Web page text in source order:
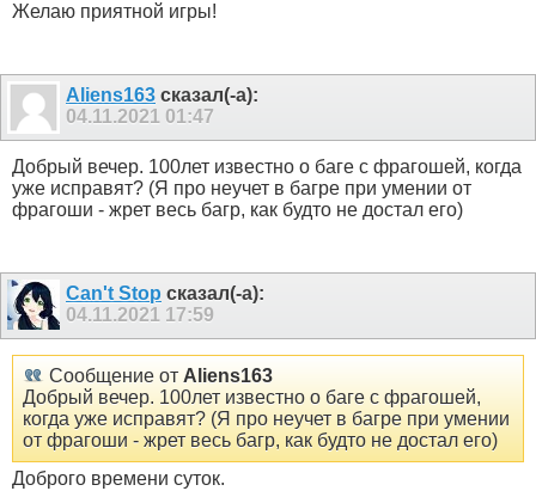
Желаю приятной игры!
Aliens163 сказал(-а):
04.11.2021 01:47
Добрый вечер. 100лет известно о баге с фрагошей, когда
уже исправят? (Я про неучет в багре при умении от
фрагоши - жрет весь багр, как будто не достал его)
Can't Stop сказал(-а):
04.11.2021 17:59
Сообщение от Aliens163
Добрый вечер. 100лет известно о баге с фрагошей,
когда уже исправят? (Я про неучет в багре при умении
от фрагоши - жрет весь багр, как будто не достал его)
Доброго времени суток.